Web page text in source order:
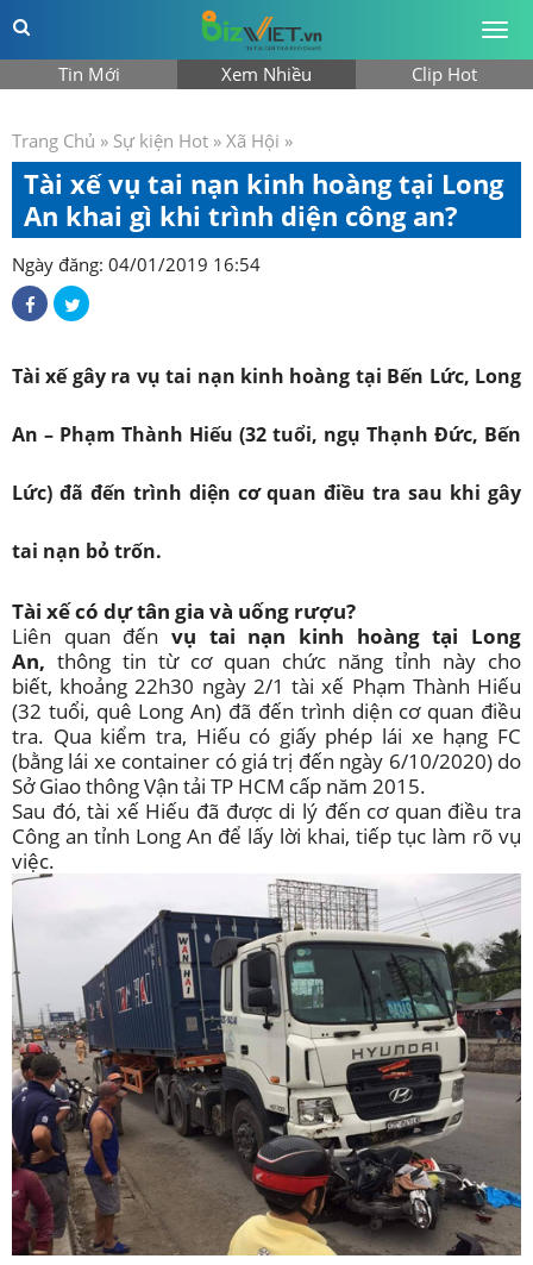
Tin Mới Xem Nhiều Clip Hot
Trang Chủ » Sự kiện Hot » Xã Hội »
Tài xế vụ tai nạn kinh hoàng tại Long
An khai gì khi trình diện công an?
Ngày đăng: 04/01/2019 16:54
Tài xế gây ra vụ tai nạn kinh hoàng tại Bến Lức, Long
An – Phạm Thành Hiếu (32 tuổi, ngụ Thạnh Đức, Bến
Lức) đã đến trình diện cơ quan điều tra sau khi gây
tai nạn bỏ trốn.
Tài xế có dự tân gia và uống rượu?
Liên quan đến vụ tai nạn kinh hoàng tại Long
An, thông tin từ cơ quan chức năng tỉnh này cho
biết, khoảng 22h30 ngày 2/1 tài xế Phạm Thành Hiếu
(32 tuổi, quê Long An) đã đến trình diện cơ quan điều
tra. Qua kiểm tra, Hiếu có giấy phép lái xe hạng FC
(bằng lái xe container có giá trị đến ngày 6/10/2020) do
Sở Giao thông Vận tải TP HCM cấp năm 2015.
Sau đó, tài xế Hiếu đã được di lý đến cơ quan điều tra
Công an tỉnh Long An để lấy lời khai, tiếp tục làm rõ vụ
việc.